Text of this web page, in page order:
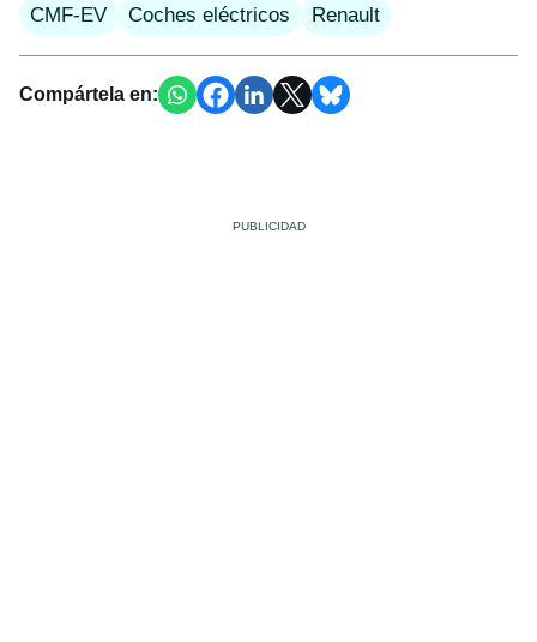
CMF-EV Coches eléctricos Renault
Compártela en: